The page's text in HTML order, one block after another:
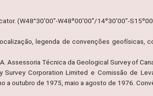
(W48°30'00"-W48º00'00"/14º30'00"-
legenda de convenções geofísicas,
Assessoria Técnica da Geological Survey of
Corporation Limited e Comissão de
a outubro de 1975, maio a agosto de 1976.